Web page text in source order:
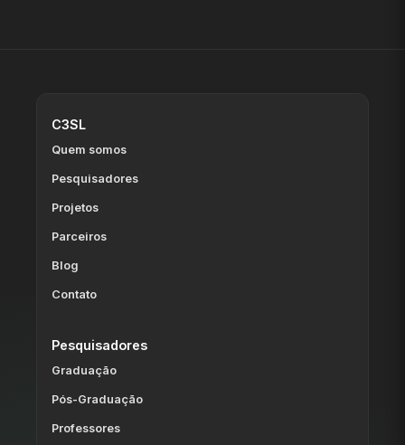
C3SL
Quem somos
Pesquisadores
Projetos
Parceiros
Blog
Contato
Pesquisadores
Graduação
Pós-Graduação
Professores